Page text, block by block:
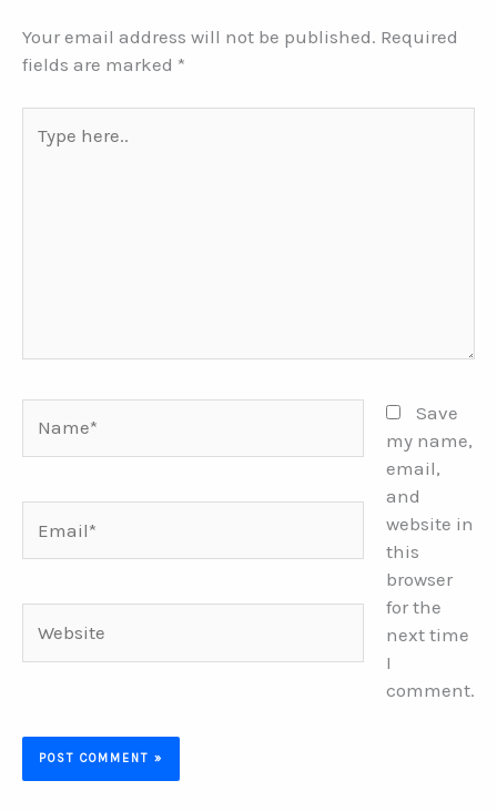
Your email address will not be published. Required
fields are marked *
here..
Save
my name,
email,
and
website in
this
browser
for the
next time
I
comment.